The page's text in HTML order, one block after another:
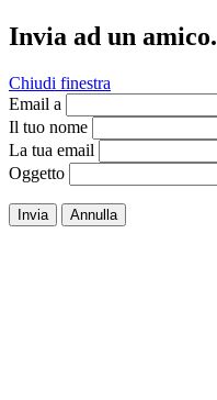
Invia ad un amico.
Chiudi finestra
Email a
Il tuo nome
La tua email
Oggetto
Invia Annulla